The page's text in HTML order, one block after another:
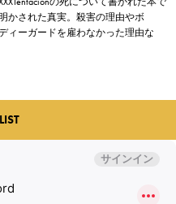
かされた真実。殺害の理由やボ
ィーガードを雇わなかった理由な